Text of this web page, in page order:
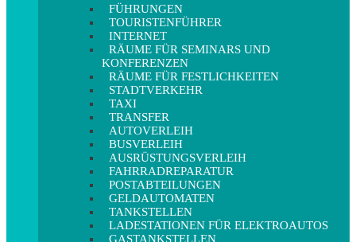
FÜHRUNGEN
TOURISTENFÜHRER
INTERNET
RÄUME FÜR SEMINARS UND
KONFERENZEN
RÄUME FÜR FESTLICHKEITEN
STADTVERKEHR
TAXI
TRANSFER
AUTOVERLEIH
BUSVERLEIH
AUSRÜSTUNGSVERLEIH
FAHRRADREPARATUR
POSTABTEILUNGEN
GELDAUTOMATEN
TANKSTELLEN
LADESTATIONEN FÜR ELEKTROAUTOS
GASTANKSTELLEN